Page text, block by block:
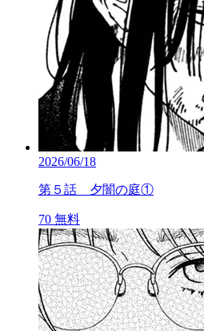
2026/06/18
第５話 夕闇の庭①
70 無料